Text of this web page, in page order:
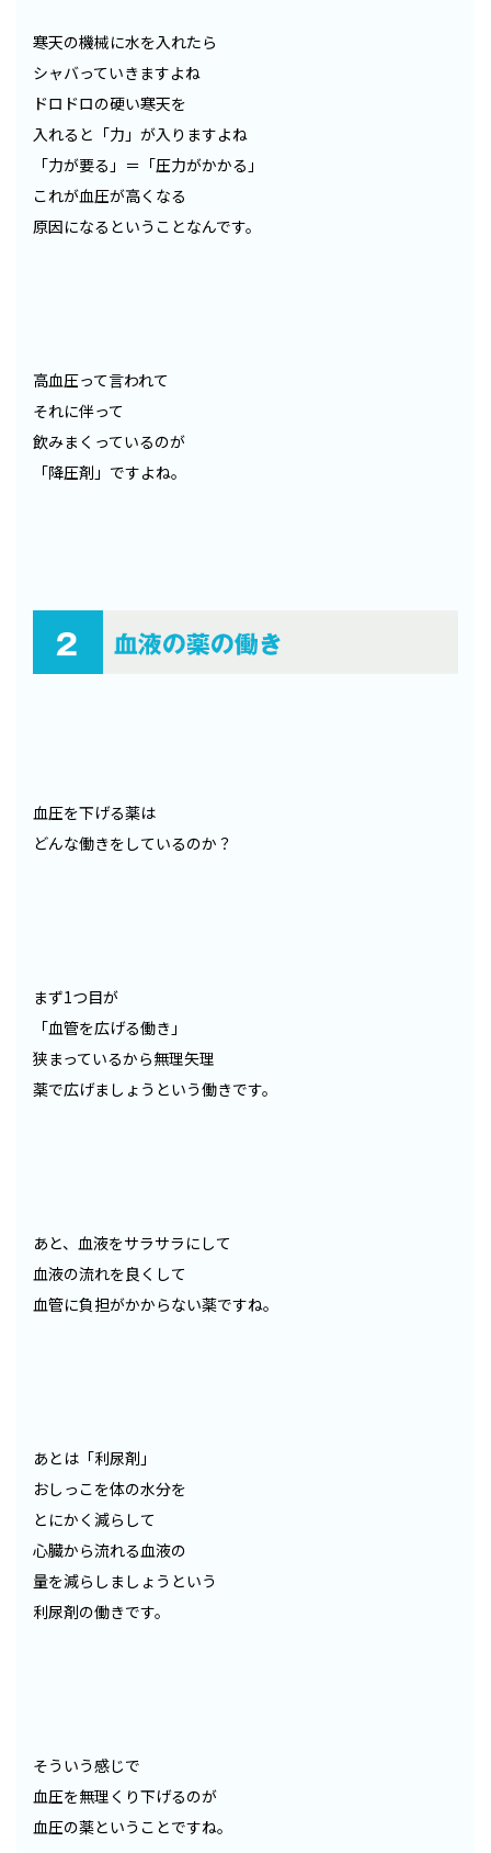
寒天の機械に水を入れたら
シャバっていきますよね
ドロドロの硬い寒天を
入れると「力」が入りますよね
「力が要る」＝「圧力がかかる」
これが血圧が高くなる
原因になるということなんです。
高血圧って言われて
それに伴って
飲みまくっているのが
「降圧剤」ですよね。
血圧を下げる薬は
どんな働きをしているのか？
まず1つ目が
「血管を広げる働き」
狭まっているから無理矢理
薬で広げましょうという働きです。
あと、血液をサラサラにして
血液の流れを良くして
血管に負担がかからない薬ですね。
あとは「利尿剤」
おしっこを体の水分を
とにかく減らして
心臓から流れる血液の
量を減らしましょうという
利尿剤の働きです。
そういう感じで
血圧を無理くり下げるのが
血圧の薬ということですね。